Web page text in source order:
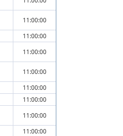
11:00:00
11:00:00
11:00:00
11:00:00
11:00:00
11:00:00
11:00:00
11:00:00